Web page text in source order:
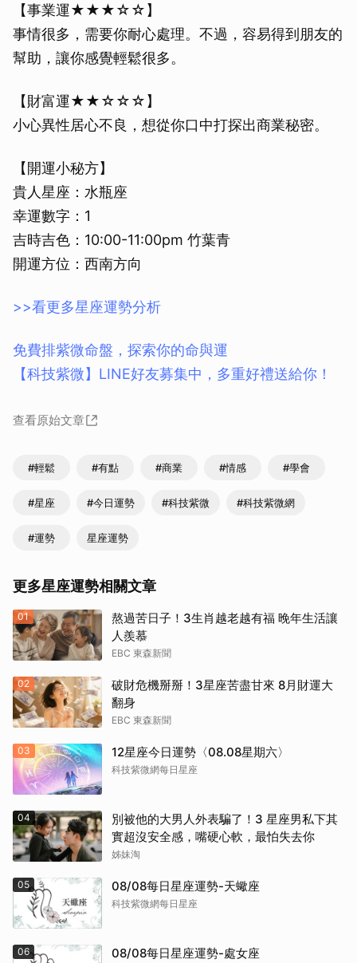
【事業運★★★☆☆】
事情很多，需要你耐心處理。不過，容易得到朋友的
幫助，讓你感覺輕鬆很多。
【財富運★★☆☆☆】
小心異性居心不良，想從你口中打探出商業秘密。
【開運小秘方】
貴人星座：水瓶座
幸運數字：1
吉時吉色：10:00-11:00pm 竹葉青
開運方位：西南方向
>>看更多星座運勢分析
免費排紫微命盤，探索你的命與運
【科技紫微】LINE好友募集中，多重好禮送給你！
查看原始文章
#輕鬆 #有點 #商業 #情感 #學會
#星座 #今日運勢 #科技紫微 #科技紫微網
#運勢 星座運勢
更多星座運勢相關文章
01
熬過苦日子！3生肖越老越有福 晚年生活讓
人羨慕
EBC 東森新聞
02
破財危機掰掰！3星座苦盡甘來 8月財運大
翻身
EBC 東森新聞
03 12星座今日運勢〈08.08星期六〉
科技紫微網每日星座
04
別被他的大男人外表騙了！3 星座男私下其
實超沒安全感，嘴硬心軟，最怕失去你
姊妹淘
05 08/08每日星座運勢-天蠍座
科技紫微網每日星座
06 08/08每日星座運勢-處女座